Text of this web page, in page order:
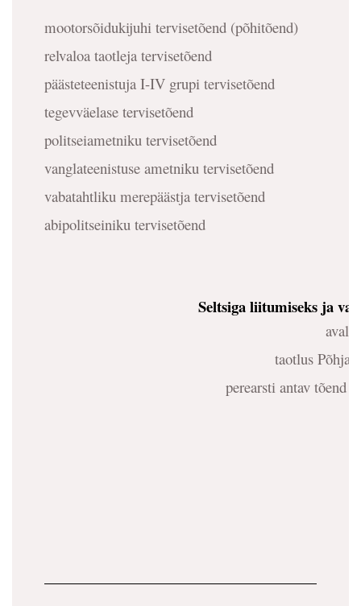
mootorsõidukijuhi tervisetõend (põhitõend)
relvaloa taotleja tervisetõend
päästeteenistuja I-IV grupi tervisetõend
tegevväelase tervisetõend
politseiametniku tervisetõend
vanglateenistuse ametniku tervisetõend
vabatahtliku merepäästja tervisetõend
abipolitseiniku tervisetõend
Seltsiga liitumiseks ja
taotlus Põhja-
perearsti antav tõend